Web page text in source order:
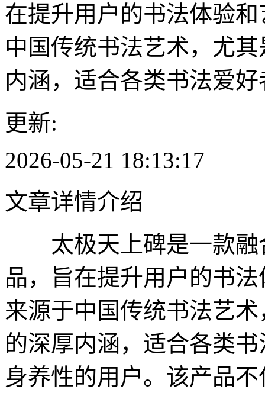
在提升用户的书法体验
中国传统书法艺术，尤
内涵，适合各类书法爱好
更新:
2026-05-21 18:13:17
文章详情介绍
太极天上碑是一款融
品，旨在提升用户的书
来源于中国传统书法艺
的深厚内涵，适合各类
身养性的用户。该产品